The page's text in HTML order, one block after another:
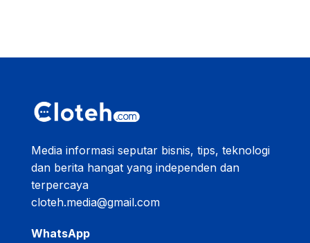
Media informasi seputar bisnis, tips, teknologi
dan berita hangat yang independen dan
terpercaya
cloteh.media@gmail.com
WhatsApp